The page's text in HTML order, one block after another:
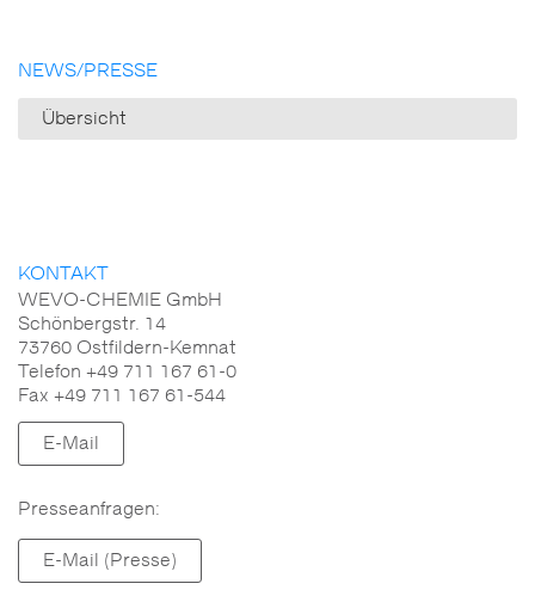
NEWS/PRESSE
Übersicht
KONTAKT
WEVO-CHEMIE GmbH
Schönbergstr. 14
73760 Ostfildern-Kemnat
Telefon +49 711 167 61-0
Fax +49 711 167 61-544
E-Mail
Presseanfragen:
E-Mail (Presse)